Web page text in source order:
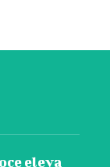
eleva